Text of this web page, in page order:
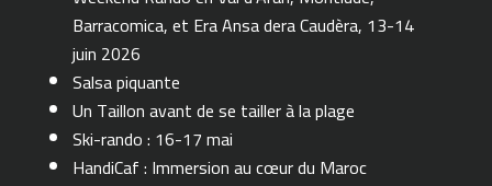
Barracomica, et Era Ansa dera Caudèra, 13-14
juin 2026
Salsa piquante
Un Taillon avant de se tailler à la plage
Ski-rando : 16-17 mai
HandiCaf : Immersion au cœur du Maroc